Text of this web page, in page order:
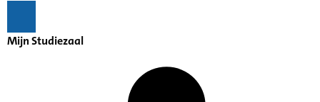
Mijn Studiezaal